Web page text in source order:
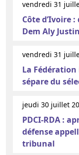
vendredi 31
Côte d’Ivoire
Dem Aly
vendredi 31
La
sépare du
jeudi 30 juillet
PDCI-RDA :
défense
tribunal